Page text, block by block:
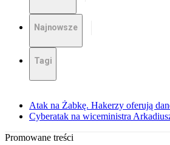
Najnowsze
Tagi
Atak na Żabkę. Hakerzy oferują
Cyberatak na wiceministra
Promowane treści